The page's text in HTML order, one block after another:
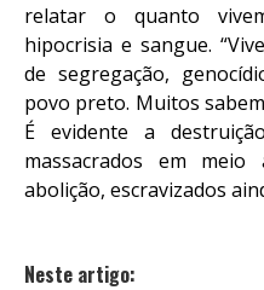
relatar o quanto
hipocrisia e sangue.
de segregação,
povo preto. Muitos
É evidente a
massacrados em
abolição, escravizados
Neste artigo: